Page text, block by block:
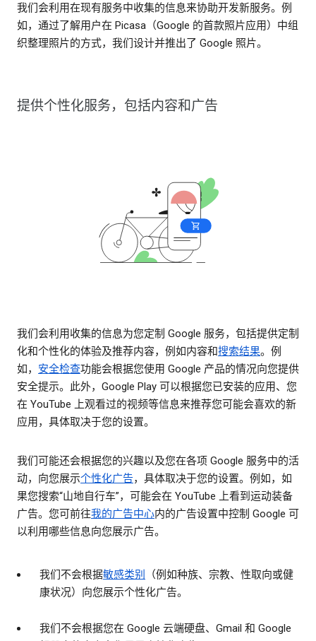
我们会利用在现有服务中收集的信息来协助开发新服务。例
如，通过了解用户在 Picasa（Google 的首款照片应用）中组
织整理照片的方式，我们设计并推出了 Google 照片。
提供个性化服务，包括内容和广告
我们会利用收集的信息为您定制 Google 服务，包括提供定制
化和个性化的体验及推荐内容，例如内容和搜索结果。例
如， 安全检查功能会根据您使用 Google 产品的情况向您提供
安全提示。此外，Google Play 可以根据您已安装的应用、您
在 YouTube 上观看过的视频等信息来推荐您可能会喜欢的新
应用，具体取决于您的设置。
我们可能还会根据您的兴趣以及您在各项 Google 服务中的活
动，向您展示个性化广告，具体取决于您的设置。例如，如
果您搜索“山地自行车”，可能会在 YouTube 上看到运动装备
广告。您可前往我的广告中心内的广告设置中控制 Google 可
以利用哪些信息向您展示广告。
我们不会根据敏感类别
（例如种族、宗教、性取向或健
康状况）向您展示个性化广告。
我们不会根据您在 Google 云端硬盘、Gmail 和 Google